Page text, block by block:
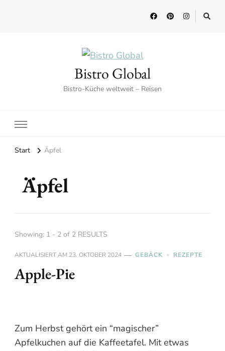
Bistro Global
Bistro-Küche weltweit – Reisen
Start Äpfel
Äpfel
Showing: 1 - 2 of 2 RESULTS
AKTUALISIERT AM 23. OKTOBER 2024 GEBÄCK REZEPTE
Apple-Pie
Zum Herbst gehört ein “magischer”
Apfelkuchen auf die Kaffeetafel. Mit etwas